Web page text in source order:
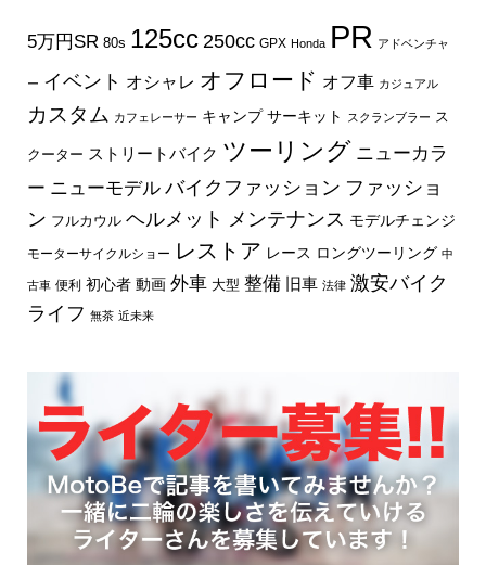
5万円SR 80s 125cc 250cc GPX Honda PR アドベンチャ
ー イベント オシャレ オフロード オフ車 カジュアル
カスタム カフェレーサー キャンプ サーキット スクランブラー ス
クーター ストリートバイク ツーリング ニューカラ
ー ニューモデル バイクファッション ファッショ
ン フルカウル ヘルメット メンテナンス モデルチェンジ
モーターサイクルショー レストア レース ロングツーリング 中
古車 便利 初心者 動画 外車 大型 整備 旧車 法律 激安バイク
ライフ 無茶 近未来